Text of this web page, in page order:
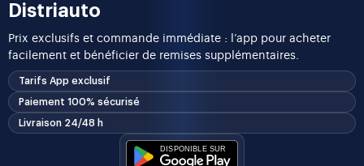
Distriauto
Prix exclusifs et commande immédiate : l’app pour acheter
facilement et bénéficier de remises supplémentaires.
Tarifs App exclusif
Paiement 100% sécurisé
Livraison 24/48 h